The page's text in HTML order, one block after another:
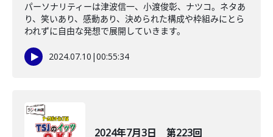
パーソナリティーは津波信一、小渡俊彰、ナツコ。ネタあ
り、笑いあり、感動あり、決められた構成や枠組みにとら
われずに自由な発想で展開していきます。
2024.07.10 |00:55:34
2024年7月3日 第223回